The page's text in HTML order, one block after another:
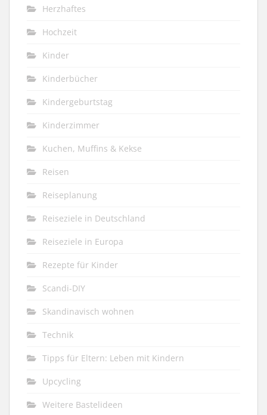
Herzhaftes
Hochzeit
Kinder
Kinderbücher
Kindergeburtstag
Kinderzimmer
Kuchen, Muffins & Kekse
Reisen
Reiseplanung
Reiseziele in Deutschland
Reiseziele in Europa
Rezepte für Kinder
Scandi-DIY
Skandinavisch wohnen
Technik
Tipps für Eltern: Leben mit Kindern
Upcycling
Weitere Bastelideen